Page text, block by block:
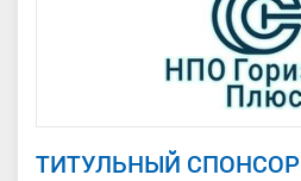
ТИТУЛЬНЫЙ СПОНСОР